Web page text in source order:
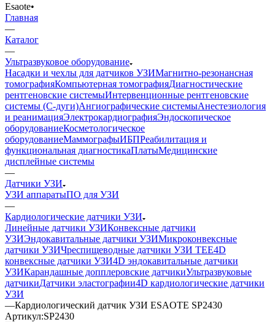
Esaote•
Главная
—
Каталог
—
Ультразвуковое оборудование
Насадки и чехлы для датчиков УЗИМагнитно-резонансная
томографияКомпьютерная томографияДиагностические
рентгеновские системыИнтервенционные рентгеновские
системы (С-дуги)Ангиографические системыАнестезиология
и реанимацияЭлектрокардиографияЭндоскопическое
оборудованиеКосметологическое
оборудованиеМаммографыИБПРеабилитация и
функциональная диагностикаПлатыМедицинские
дисплейные системы
—
Датчики УЗИ
УЗИ аппаратыПО для УЗИ
—
Кардиологические датчики УЗИ
Линейные датчики УЗИКонвексные датчики
УЗИЭндокавитальные датчики УЗИМикроконвексные
датчики УЗИЧреспищеводные датчики УЗИ TEE4D
конвексные датчики УЗИ4D эндокавитальные датчики
УЗИКарандашные допплеровские датчикиУльтразвуковые
датчикиДатчики эластографии4D кардиологические датчики
УЗИ
—Кардиологический датчик УЗИ ESAOTE SP2430
Артикул:SP2430